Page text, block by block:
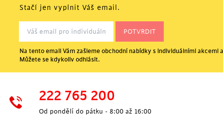
Stačí jen vyplnit Váš email.
Na tento email Vám zašleme obchodní nabídky s individuálními akcemi
Můžete se kdykoliv odhlásit.
222 765 200
Od pondělí do pátku - 8:00 až 16:00